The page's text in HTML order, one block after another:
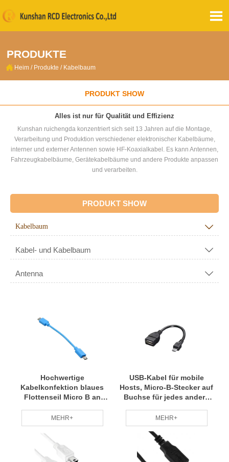

PRODUKTE
 Heim / Produkte / Kabelbaum
PRODUKT SHOW
Alles ist nur für Qualität und Effizienz
Kunshan ruichengda konzentriert sich seit 13 Jahren auf die Montage,
Verarbeitung und Produktion verschiedener elektronischer Kabelbäume,
interner und externer Antennen sowie HF-Koaxialkabel. Es kann Antennen,
Fahrzeugkabelbäume, Gerätekabelbäume und andere Produkte anpassen
und verarbeiten.
PRODUKT SHOW
Kabelbaum 
Kabel- und Kabelbaum 
Antenna 
Hochwertige
Kabelkonfektion blaues
Flottenseil Micro B an
des Computers
MEHR+
USB-Kabel für mobile
Hosts, Micro-B-Stecker auf
Buchse für jedes andere
MEHR+